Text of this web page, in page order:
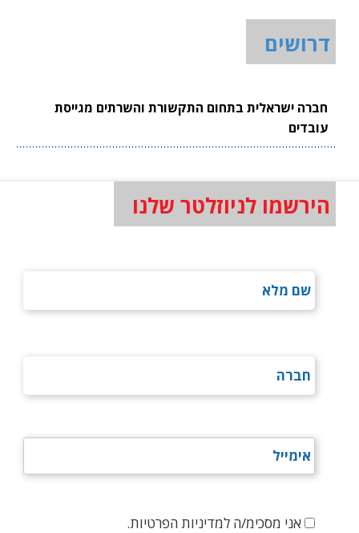
דרושים
חברה ישראלית בתחום התקשורת והשרתים מגייסת
עובדים
הירשמו לניוזלטר שלנו
אני מסכימ/ה למדיניות הפרטיות.